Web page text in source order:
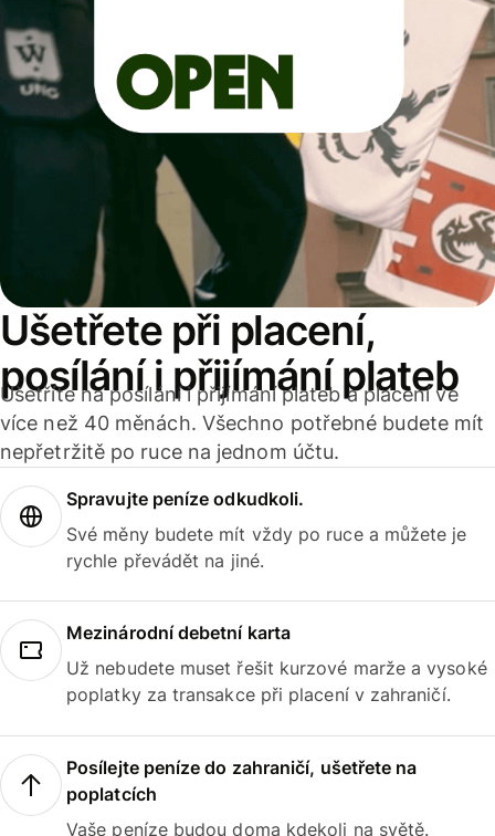
Ušetřete při placení,
posílání i přijímání plateb
Ušetříte na posílání i přijímání plateb a placení ve
více než 40 měnách. Všechno potřebné budete mít
nepřetržitě po ruce na jednom účtu.
Spravujte peníze odkudkoli.
Své měny budete mít vždy po ruce a můžete je
rychle převádět na jiné.
Mezinárodní debetní karta
Už nebudete muset řešit kurzové marže a vysoké
poplatky za transakce při placení v zahraničí.
Posílejte peníze do zahraničí, ušetřete na
poplatcích
Vaše peníze budou doma kdekoli na světě.